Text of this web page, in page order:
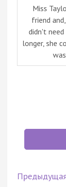
Miss
friend
didn't need
longer, she